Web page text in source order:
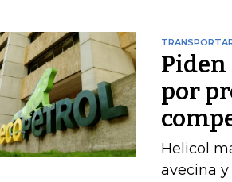
por
Helicol
avecina